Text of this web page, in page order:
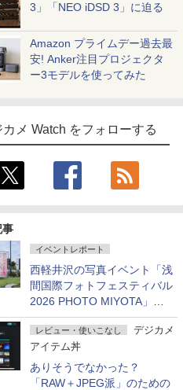
3」「NEO iDSD 3」に迫る
Amazon プライムデー過去最
安! Anker注目プロジェクタ
ー3モデルを使ってみた
カメ Watch をフォローする
事
イベントレポート
西軽井沢の写真イベント「浅
間国際フォトフェスティバル
2026 PHOTO MIYOTA」が
開幕
レビュー・使いこなし
デジカメ
アイテム丼
ありそうでなかった？
「RAW＋JPEG派」のための